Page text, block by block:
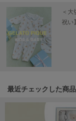
ミュシャ
NEW Balance
ニューバランス
ネズ
＜
祝い
最近チェックした商品